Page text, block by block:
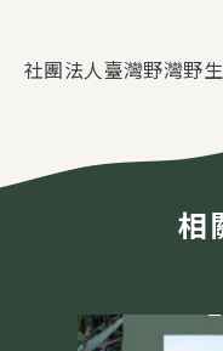
社團法人臺灣野灣野
相